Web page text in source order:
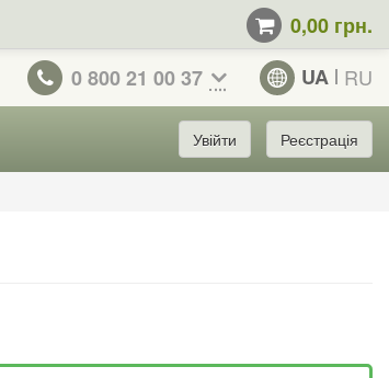
0,00 грн.
0 800 21 00 37 UA RU
Увійти Реєстрація